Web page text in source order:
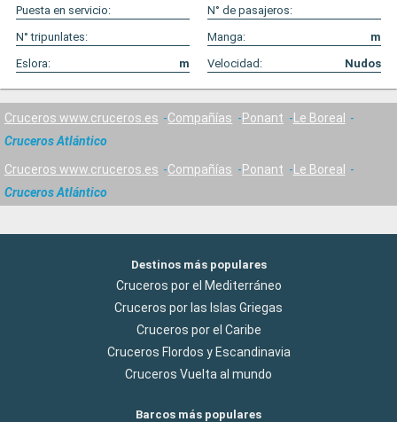
Puesta en servicio:
N° de pasajeros:
N° tripunlates:
Manga:
m
Eslora:
m Velocidad: Nudos
Cruceros www.cruceros.es Compañías Ponant
Le Boreal
Cruceros Atlántico
Cruceros www.cruceros.es Compañías Ponant
Le Boreal
Cruceros Atlántico
Destinos más populares
Cruceros por el Mediterráneo
Cruceros por las Islas Griegas
Cruceros por el Caribe
Cruceros Flordos y Escandinavia
Cruceros Vuelta al mundo
Barcos más populares